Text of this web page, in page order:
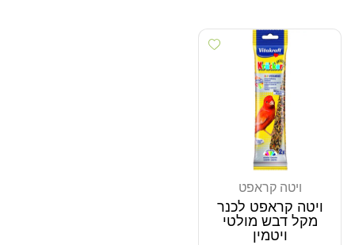
Add wishlist
ויטה קראפט
ויטה קראפט לכנר
מקל דבש מולטי
ויטמין